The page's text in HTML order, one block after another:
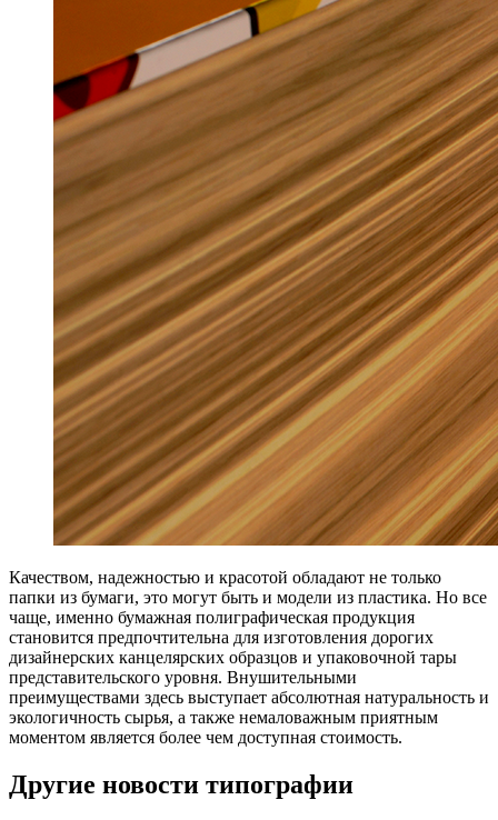
Качеством, надежностью и красотой обладают не только
папки из бумаги, это могут быть и модели из пластика. Но все
чаще, именно бумажная полиграфическая продукция
становится предпочтительна для изготовления дорогих
дизайнерских канцелярских образцов и упаковочной тары
представительского уровня. Внушительными
преимуществами здесь выступает абсолютная натуральность и
экологичность сырья, а также немаловажным приятным
моментом является более чем доступная стоимость.
Другие новости типографии